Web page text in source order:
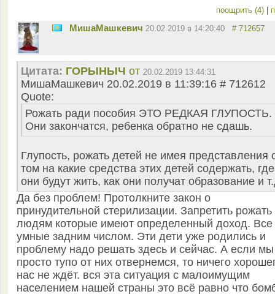
поощрить (4)
MишаМашкевич 20.02.2019 в 14:20:40 # 712657
Цитата: ГОРЫНЫЧ от 20.02.2019 13:44:31
MишаМашкевич 20.02.2019 в 11:39:16 # 712612
Quote:
Рожать ради пособия ЭТО РЕДКАЯ ГЛУПОСТЬ.
Они закончатся, ребенка обратно не сдашь.
Глупость, рожать детей не имея представления
том на какие средства этих детей содержать, где
они будут жить, как они получат образование и
Да без проблем! Протолкните закон о
принудительной стерилизации. Запретить рожать
людям которые имеют определенный доход.
умные задним числом. Эти дети уже родились и
проблему надо решать здесь и сейчас. А если мы
просто тупо от них отвернемся, то ничего
нас не ждёт. вся эта ситуация с малоимущим
населением нашей страны это всё равно что